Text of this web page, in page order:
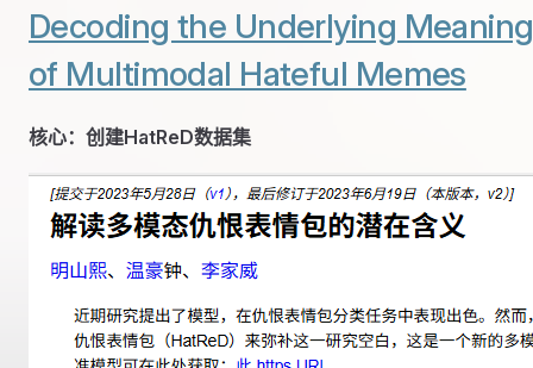
Decoding the Underlying Meaning
of Multimodal Hateful Memes
核心：创建HatReD数据集